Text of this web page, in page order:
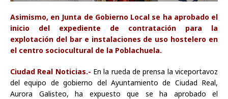
Asimismo, en Junta de Gobierno Local se ha aprobado el
inicio del expediente de contratación para la
explotación del bar e instalaciones de uso hostelero en
el centro sociocultural de la Poblachuela.
Ciudad Real Noticias.- En la rueda de prensa la viceportavoz
del equipo de gobierno del Ayuntamiento de Ciudad Real,
Aurora Galisteo, ha expuesto que se ha aprobado el